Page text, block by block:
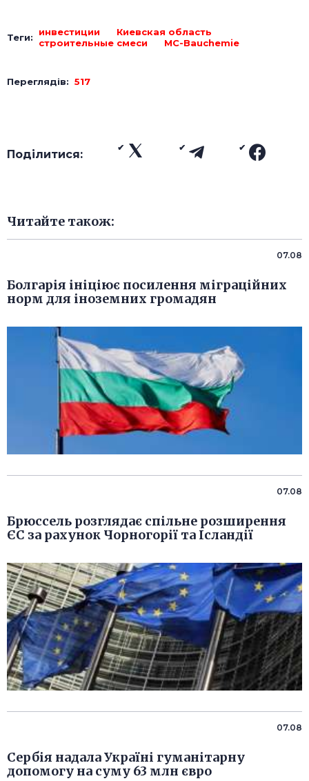
Теги: инвестиции
Киевская область
строительные смеси
MC-Bauchemie
Переглядів: 517
Поділитися:
Читайте також:
07.08
Болгарія ініціює посилення міграційних
норм для іноземних громадян
07.08
Брюссель розглядає спільне розширення
ЄС за рахунок Чорногорії та Ісландії
07.08
Сербія надала Україні гуманітарну
допомогу на суму 63 млн євро